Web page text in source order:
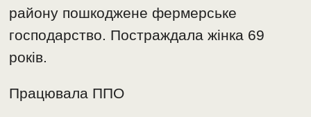
району пошкоджене фермерське
господарство. Постраждала жінка 69
років.
Працювала ППО